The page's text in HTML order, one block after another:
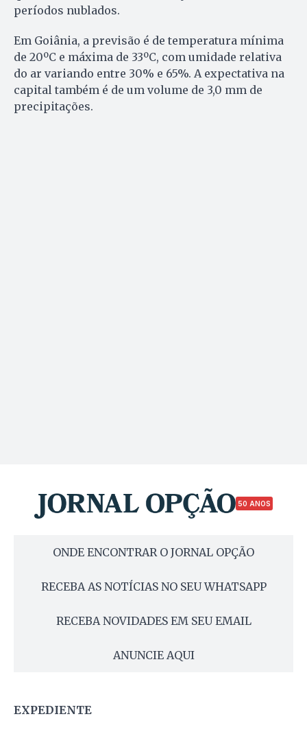
períodos nublados.
Em Goiânia, a previsão é de temperatura mínima
de 20ºC e máxima de 33ºC, com umidade relativa
do ar variando entre 30% e 65%. A expectativa na
capital também é de um volume de 3,0 mm de
precipitações.
50 ANOS
ONDE ENCONTRAR O JORNAL OPÇÃO
RECEBA AS NOTÍCIAS NO SEU WHATSAPP
RECEBA NOVIDADES EM SEU EMAIL
ANUNCIE AQUI
EXPEDIENTE